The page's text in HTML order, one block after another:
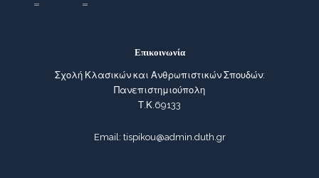
Επικοινωνία
Σχολή Κλασικών και Ανθρωπιστικών Σπουδών:
Πανεπιστημιούπολη
Τ.Κ.69133
Email: tispikou@admin.duth.gr